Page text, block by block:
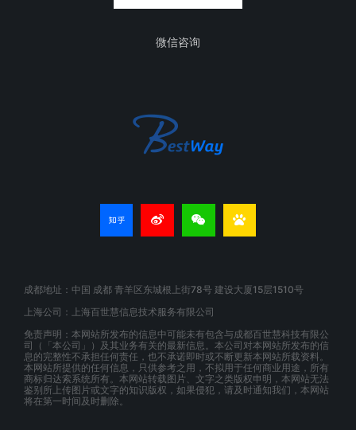
微信咨询
成都地址：中国 成都 青羊区东城根上街78号 建设大厦15层1510号
上海公司：上海百世慧信息技术服务有限公司
免责声明：本网站所发布的信息中可能未有包含与成都百世慧科技有限公
司（「本公司」）及其业务有关的最新信息。本公司对本网站所发布的信
息的完整性不承担任何责任，也不承诺即时或不断更新本网站所载资料。
本网站所提供的任何信息，只供参考之用，不拟用于任何商业用途，所有
商标归达索系统所有。本网站转载图片、文字之类版权申明，本网站无法
鉴别所上传图片或文字的知识版权，如果侵犯，请及时通知我们，本网站
将在第一时间及时删除。